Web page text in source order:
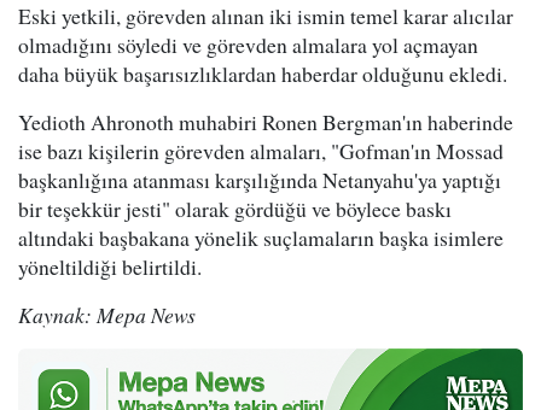
Eski yetkili, görevden alınan iki ismin temel karar alıcılar
olmadığını söyledi ve görevden almalara yol açmayan
daha büyük başarısızlıklardan haberdar olduğunu ekledi.
Yedioth Ahronoth muhabiri Ronen Bergman'ın haberinde
ise bazı kişilerin görevden almaları, "Gofman'ın Mossad
başkanlığına atanması karşılığında Netanyahu'ya yaptığı
bir teşekkür jesti" olarak gördüğü ve böylece baskı
altındaki başbakana yönelik suçlamaların başka isimlere
yöneltildiği belirtildi.
Kaynak: Mepa News